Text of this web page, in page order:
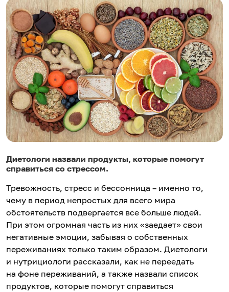
Диетологи назвали продукты, которые помогут
справиться со стрессом.
Тревожность, стресс и бессонница – именно то,
чему в период непростых для всего мира
обстоятельств подвергается все больше людей.
При этом огромная часть из них «заедает» свои
негативные эмоции, забывая о собственных
переживаниях только таким образом. Диетологи
и нутрициологи рассказали, как не переедать
на фоне переживаний, а также назвали список
продуктов, которые помогут справиться